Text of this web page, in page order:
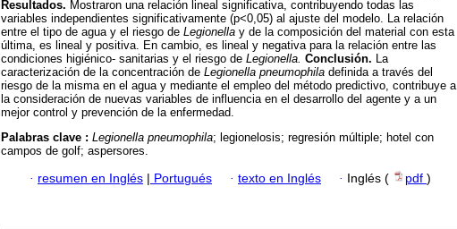
Resultados. Mostraron una relación lineal significativa, contribuyendo todas las
variables independientes significativamente (p<0,05) al ajuste del modelo. La relación
entre el tipo de agua y el riesgo de Legionella y de la composición del material con esta
última, es lineal y positiva. En cambio, es lineal y negativa para la relación entre las
condiciones higiénico- sanitarias y el riesgo de Legionella. Conclusión. La
caracterización de la concentración de Legionella pneumophila definida a través del
riesgo de la misma en el agua y mediante el empleo del método predictivo, contribuye a
la consideración de nuevas variables de influencia en el desarrollo del agente y a un
mejor control y prevención de la enfermedad.
Palabras clave : Legionella pneumophila; legionelosis; regresión múltiple; hotel con
campos de golf; aspersores.
· resumen en Inglés | Portugués · texto en Inglés · Inglés ( pdf )